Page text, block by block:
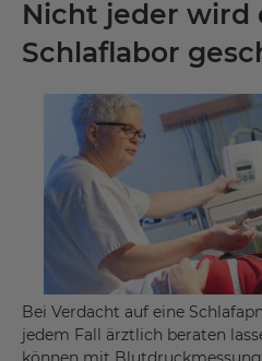
Nicht jeder wird
Schlaflabor
Bei Verdacht auf eine
jedem Fall ärztlich beraten